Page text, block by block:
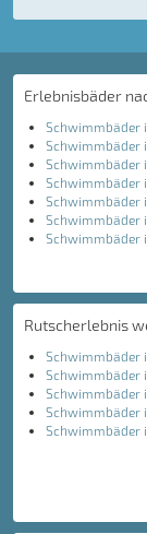
Erlebnisbäder
Schwimmbäder
Schwimmbäder
Schwimmbäder
Schwimmbäder
Schwimmbäder
Schwimmbäder
Schwimmbäder
Rutscherlebnis
Schwimmbäder
Schwimmbäder
Schwimmbäder
Schwimmbäder
Schwimmbäder